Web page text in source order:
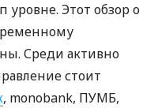
Этот обзор о
Среди активно
стоит
, monobank, ПУМБ,